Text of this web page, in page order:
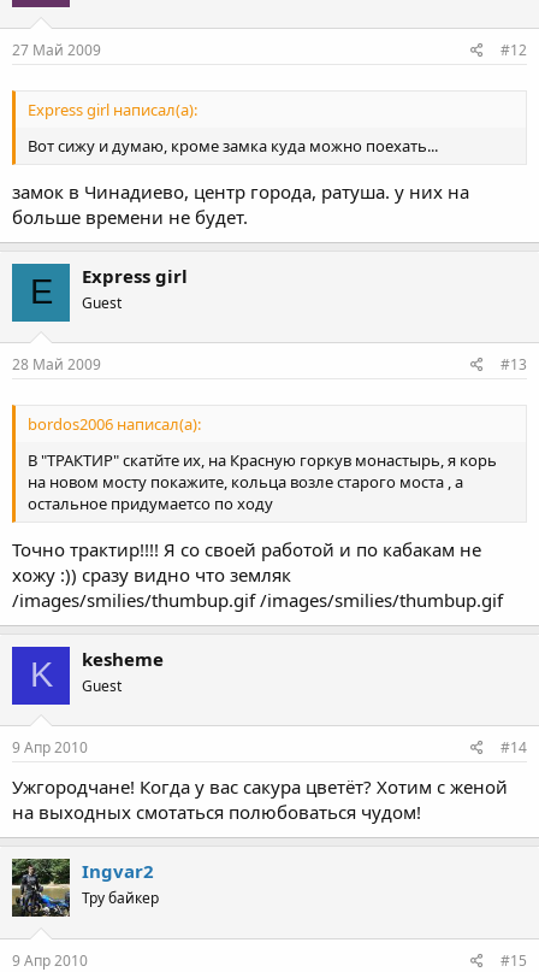
27 Май 2009 #12
Express girl написал(а):
Вот сижу и думаю, кроме замка куда можно поехать...
замок в Чинадиево, центр города, ратуша. у них на
больше времени не будет.
E Express girl
Guest
28 Май 2009 #13
bordos2006 написал(а):
В "ТРАКТИР" скатйте их, на Красную горкув монастырь, я корь
на новом мосту покажите, кольца возле старого моста , а
остальное придумаетсо по ходу
Точно трактир!!!! Я со своей работой и по кабакам не
хожу :)) сразу видно что земляк
/images/smilies/thumbup.gif /images/smilies/thumbup.gif
K kesheme
Guest
9 Апр 2010 #14
Ужгородчане! Когда у вас сакура цветёт? Хотим с женой
на выходных смотаться полюбоваться чудом!
Ingvar2
Тру байкер
9 Апр 2010 #15